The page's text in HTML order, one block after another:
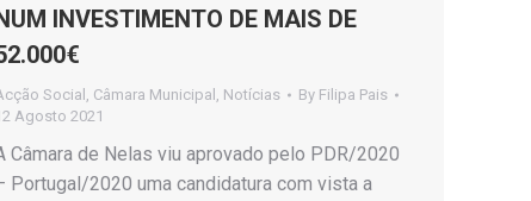
INVESTIMENTO DE MAIS DE
Social , Câmara Municipal , Notícias By Filipa Pais
Agosto 2021
Câmara de Nelas viu aprovado pelo PDR/2020
Portugal/2020 uma candidatura com vista a